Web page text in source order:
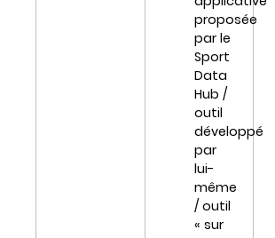
proposée
par le
Sport
Data
Hub /
outil
développé
par
lui-
même
/ outil
« sur